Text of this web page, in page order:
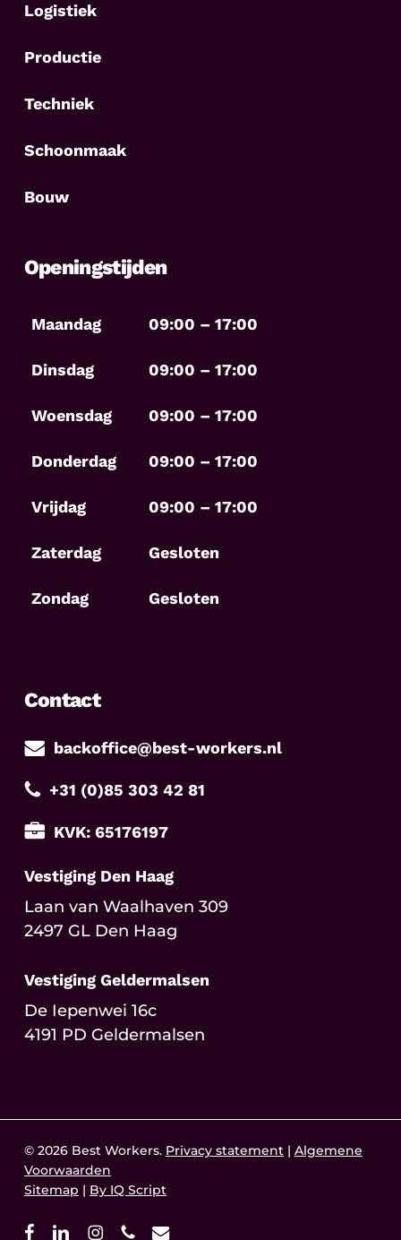
Logistiek
Productie
Techniek
Schoonmaak
Bouw
Openingstijden
Maandag 09:00 – 17:00
Dinsdag 09:00 – 17:00
Woensdag 09:00 – 17:00
Donderdag 09:00 – 17:00
Vrijdag 09:00 – 17:00
Zaterdag Gesloten
Zondag Gesloten
Contact
backoffice@best-workers.nl
+31 (0)85 303 42 81
KVK: 65176197
Vestiging Den Haag
Laan van Waalhaven 309
2497 GL Den Haag
Vestiging Geldermalsen
De Iepenwei 16c
4191 PD Geldermalsen
© 2026 Best Workers. Privacy statement| Algemene
Voorwaarden
Sitemap | By IQ Script
facebooklinkedininstagram
phoneemail